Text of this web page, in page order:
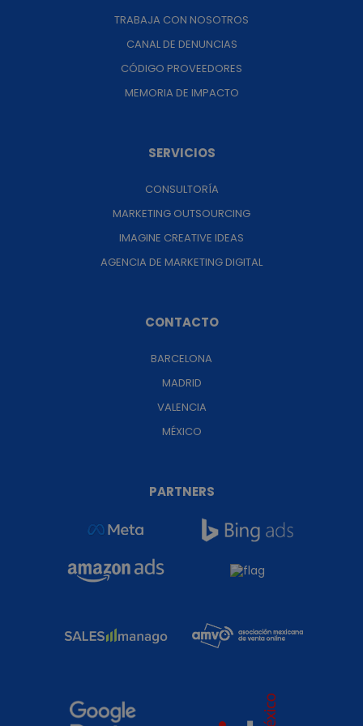
TRABAJA CON NOSOTROS
CANAL DE DENUNCIAS
CÓDIGO PROVEEDORES
MEMORIA DE IMPACTO
SERVICIOS
CONSULTORÍA
MARKETING OUTSOURCING
IMAGINE CREATIVE IDEAS
AGENCIA DE MARKETING DIGITAL
CONTACTO
BARCELONA
MADRID
VALENCIA
MÉXICO
PARTNERS